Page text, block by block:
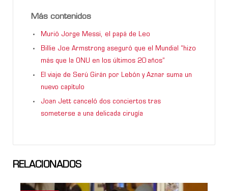
Más contenidos
Murió Jorge Messi, el papá de Leo
Billie Joe Armstrong aseguró que el Mundial “hizo
más que la ONU en los últimos 20 años”
El viaje de Serú Girán por Lebón y Aznar suma un
nuevo capítulo
Joan Jett canceló dos conciertos tras
someterse a una delicada cirugía
RELACIONADOS